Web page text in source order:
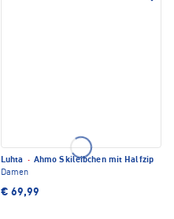
Luhta · Ahmo Skileibchen mit Halfzip
Damen
€ 69,99